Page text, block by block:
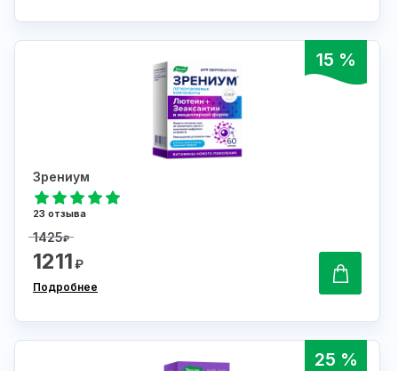
15 %
Зрениум
23 отзыва
1425₽
1211₽
Подробнее
25 %